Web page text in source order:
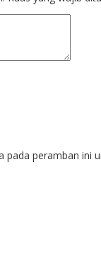
pada peramban ini